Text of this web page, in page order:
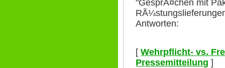
"GesprÃ¤chen mit
Antworten:
[Wehrpflicht- vs.
Pressemitteilung ]